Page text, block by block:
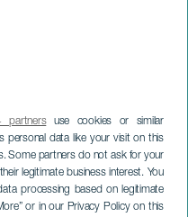
partnersuse cookies or similar
personal data like your visit on this
Some partners do not ask for your
legitimate business interest. You
processing based on legitimate
or in our Privacy Policy on this
de